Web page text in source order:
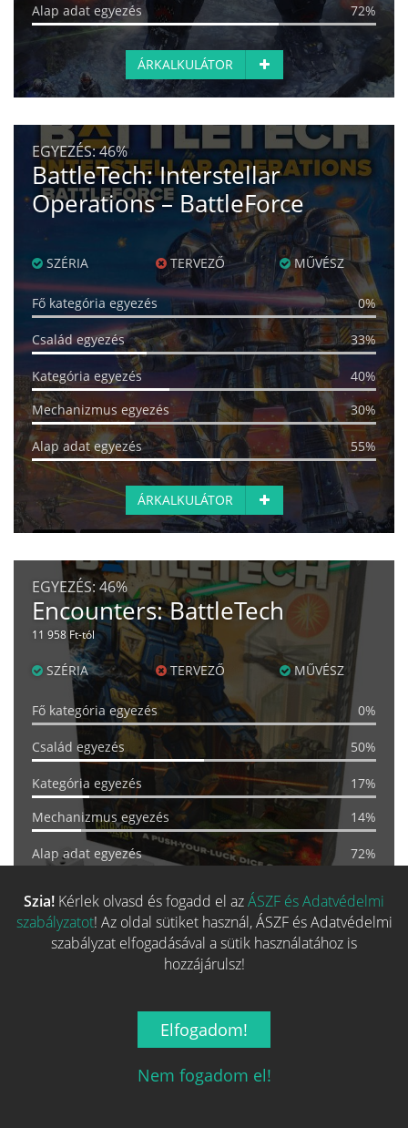
Alap adat egyezés 72%
ÁRKALKULÁTOR
EGYEZÉS:46%
BattleTech: Interstellar
Operations – BattleForce
SZÉRIA TERVEZŐ MŰVÉSZ
Fő kategória egyezés 0%
Család egyezés 33%
Kategória egyezés
40%
Mechanizmus egyezés
30%
Alap adat egyezés 55%
ÁRKALKULÁTOR
EGYEZÉS: 46%
Encounters: BattleTech
11 958 Ft-tól
SZÉRIA TERVEZŐ MŰVÉSZ
Fő kategória egyezés 0%
Család egyezés 50%
Kategória egyezés
17%
Mechanizmus egyezés
14%
Alap adat egyezés 72%
ÁRKALKULÁTOR
BattleTech: A Game of
Armored Combat
Szia! Kérlek olvasd és fogadd el azÁSZF és Adatvédelmi
szabályzatot! Az oldal sütiket használ, ÁSZF és Adatvédelmi
szabályzat elfogadásával a sütik használatához is
hozzájárulsz!
Elfogadom!
Nem fogadom el!